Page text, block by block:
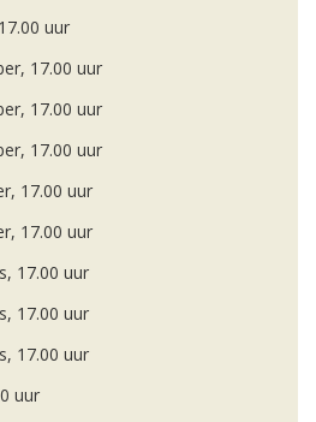
uur
17.00 uur
17.00 uur
17.00 uur
17.00 uur
17.00 uur
17.00 uur
17.00 uur
17.00 uur
uur